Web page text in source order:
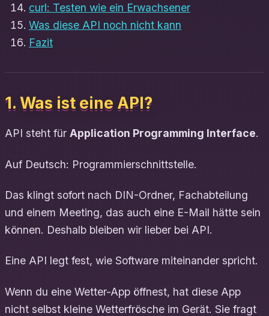
curl: Testen wie ein Erwachsener
Was diese API noch nicht kann
Fazit
1. Was ist eine API?
API steht für Application Programming Interface.
Auf Deutsch: Programmierschnittstelle.
Das klingt sofort nach DIN-Ordner, Fachabteilung
und einem Meeting, das auch eine E-Mail hätte sein
können. Deshalb bleiben wir lieber bei API.
Eine API legt fest, wie Software miteinander spricht.
Wenn du eine Wetter-App öffnest, hat diese App
nicht selbst kleine Wetterfrösche im Gerät. Sie fragt